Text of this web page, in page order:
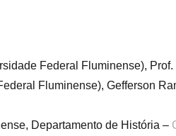
Federal Fluminense),
Fluminense), Gefferson
Departamento de História –